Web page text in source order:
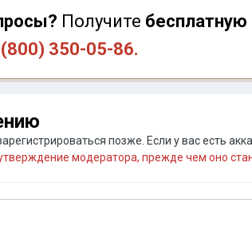
Получите бесплатную
350-05-86.
позже. Если у вас есть
модератора, прежде чем оно